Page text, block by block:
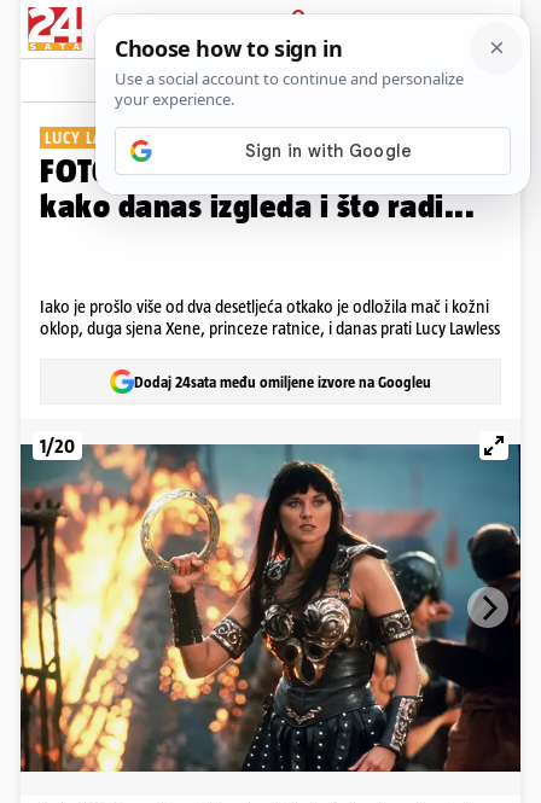
PRIJAVA
Galerija Komentari
LUCY LAWLESS
FOTO Sjećate li se Ksene? Evo
kako danas izgleda i što radi...
Iako je prošlo više od dva desetljeća otkako je odložila mač i kožni
oklop, duga sjena Xene, princeze ratnice, i danas prati Lucy Lawless
Dodaj 24sata među omiljene izvore na Googleu
1/20